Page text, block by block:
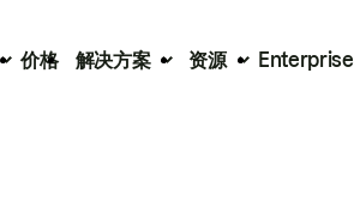
价格 解决方案 资源 Enterprise